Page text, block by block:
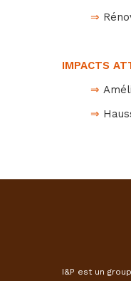
⇒
IMPACTS
⇒
⇒
I&P est un